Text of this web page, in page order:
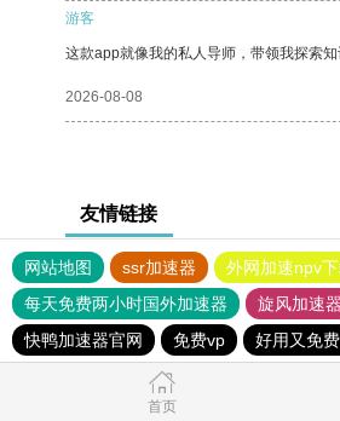
游客
这款app就像我的私人导师，带领我探索知
2026-08-08
友情链接
网站地图 ssr加速器 外网加速npv
每天免费两小时国外加速器
旋风加速器
快鸭加速器官网
免费vp 好用又免
首页